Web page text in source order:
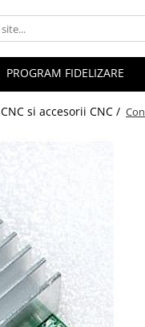
PROGRAM FIDELIZARE
CNC si accesorii CNC /